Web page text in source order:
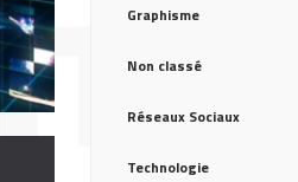
Graphisme
Non classé
Réseaux Sociaux
Technologie